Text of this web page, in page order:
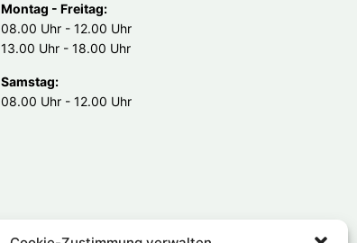
Montag - Freitag:
08.00 Uhr - 12.00 Uhr
13.00 Uhr - 18.00 Uhr
Samstag:
08.00 Uhr - 12.00 Uhr